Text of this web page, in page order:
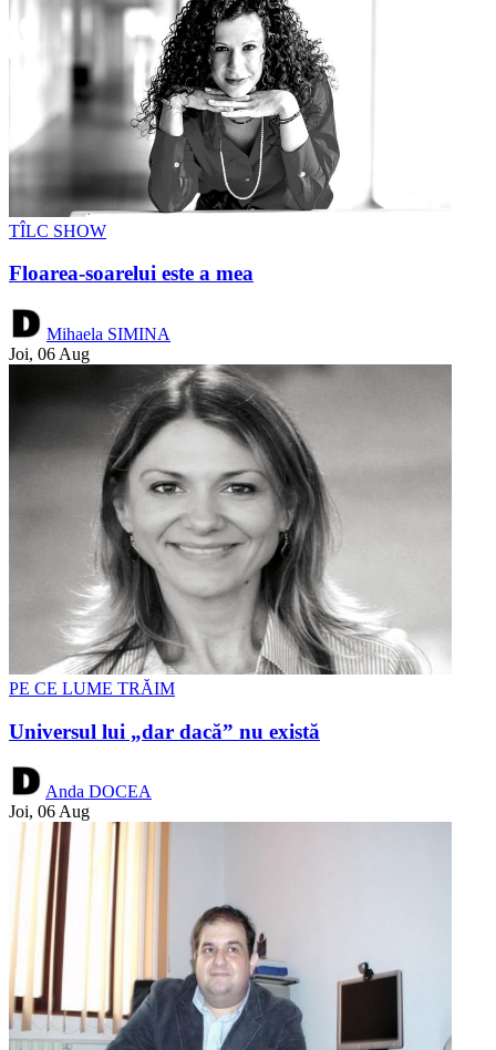
TÎLC SHOW
Floarea-soarelui este a mea
Mihaela SIMINA
Joi, 06 Aug
PE CE LUME TRĂIM
Universul lui „dar dacă” nu există
Anda DOCEA
Joi, 06 Aug